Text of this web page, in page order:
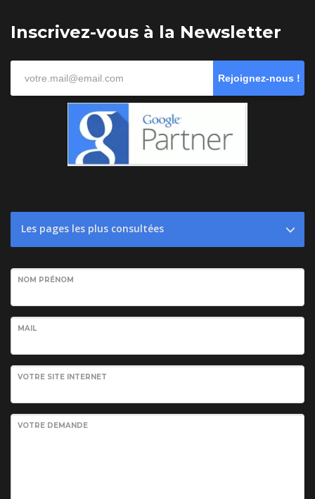
Inscrivez-vous à la Newsletter
Rejoignez-nous !
Les pages les plus consultées
NOM PRÉNOM
MAIL
VOTRE SITE INTERNET
VOTRE DEMANDE